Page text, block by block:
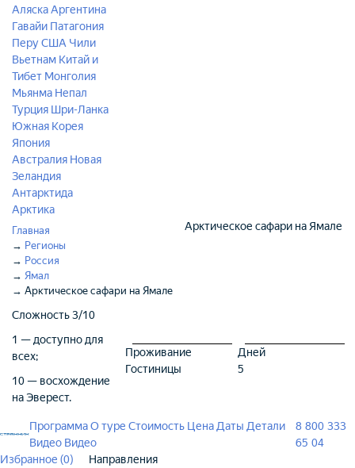
АляскаАргентина
Гавайи Патагония
Перу США Чили
Вьетнам Китай и
Тибет Монголия
Мьянма Непал
Турция Шри-Ланка
Южная Корея
Япония
Австралия Новая
Зеландия
Антарктида
Арктика
Главная
→ Регионы
→ Россия
→ Ямал
→ Арктическое сафари на Ямале
Арктическое сафари на Ямале
Сложность3/10
1 — доступно для
всех;
10 — восхождение
на Эверест.
Проживание
Гостиницы
Дней
5
Программа О туре Стоимость Цена Даты Детали
Видео Видео
8 800 333
65 04
Избранное (0)
Направления